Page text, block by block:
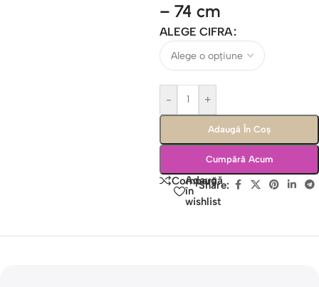
– 74 cm
ALEGE CIFRA
- +
Adaugă În Coș
Cumpără Acum
Compară
Adaugă
în
wishlist
Share: